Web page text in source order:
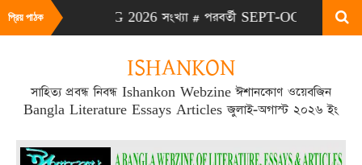
প্রিয় পাঠক
# এটা JULY-AUG 2026 সংখ্যা # পরবর্তী SEPT-OCT 2026
ISHANKON
সাহিত্য প্রবন্ধ নিবন্ধ Ishankon Webzine ঈশানকোণ ওয়েবজিন
Bangla Literature Essays Articles জুলাই-অগাস্ট ২০২৬ ইং